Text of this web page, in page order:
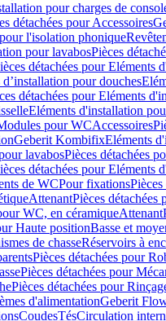
pour charges de
détachées pour Accessoires
l'isolation phonique
pour lavabosPièces
détachées pour Eléments
d’installation pour douches
détachées pour Eléments
Eléments d'installation
pour WCAccessoires
Geberit KombifixEléments
lavabosPièces détachées
détachées pour Eléments
de WCPour fixations
AttenantPièces détachées
WC, en céramiqueAttenant
Haute positionBasse et
de chasseRéservoirs à
Pièces détachées pour
Pièces détachées pour
Pièces détachées pour
d'alimentationGeberit
CoudesTésCirculation